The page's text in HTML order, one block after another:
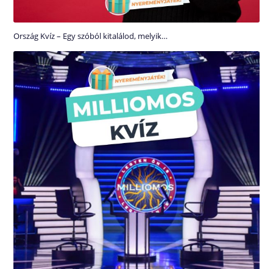
Ország Kvíz – Egy szóból kitalálod, melyik…